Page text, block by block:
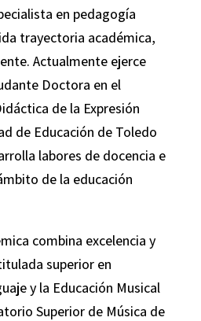
en pedagogía
trayectoria académica,
Actualmente ejerce
Doctora en el
de la Expresión
de Educación de Toledo
labores de docencia e
de la educación
combina excelencia y
superior en
y la Educación Musical
Superior de Música de